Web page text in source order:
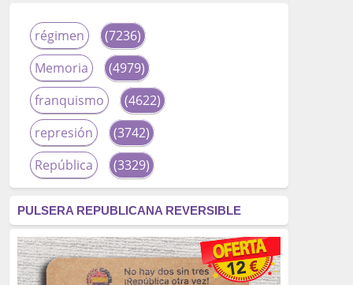
régimen
(7236)
Memoria
(4979)
franquismo
(4622)
represión
(3742)
República
(3329)
fascismo
(2677)
tardofranquismo
(2320)
PULSERA REPUBLICANA REVERSIBLE